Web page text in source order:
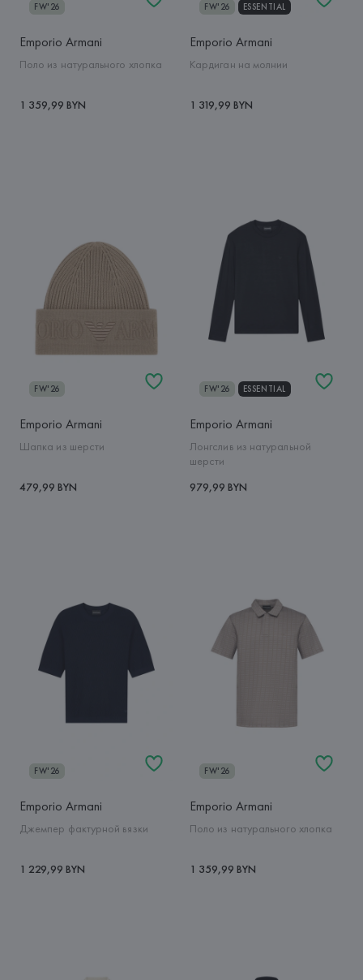
FW'26
Emporio Armani
Поло из натурального хлопка
1 359,99 BYN
FW'26 ESSENTIAL
Emporio Armani
Кардиган на молнии
1 319,99 BYN
FW'26
Emporio Armani
Шапка из шерсти
479,99 BYN
FW'26 ESSENTIAL
Emporio Armani
Лонгслив из натуральной
шерсти
979,99 BYN
FW'26
Emporio Armani
Джемпер фактурной вязки
1 229,99 BYN
FW'26
Emporio Armani
Поло из натурального хлопка
1 359,99 BYN